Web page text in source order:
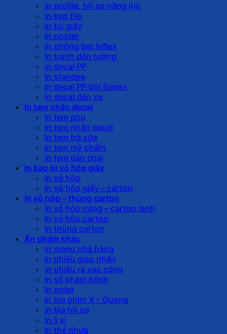
In profile, hồ sơ năng lực
In kẹp file
In túi giấy
In poster
In phông bạt hiflex
In tranh dán tường
in decal PP
In standee
In decal PP bồi fomex
In decal dán xe
In tem nhãn decal
In tem phụ
In tem nhãn decal
In tem trà sữa
In tem mỹ phẩm
In tem dán chai
In bao bì vỏ hộp giấy
In vỏ hộp
In vỏ hộp giấy – carton
In vỏ hộp – thùng carton
In vỏ hộp cứng – carton lạnh
In vỏ hộp carton
In thùng carton
Ấn phẩm khác
In menu nhà hàng
In phiếu giao nhận
in phiếu ra vào cổng
In sổ khám bệnh
In order
In bìa phim X – Quang
In bìa hồ sơ
In lì xì
In thẻ nhựa